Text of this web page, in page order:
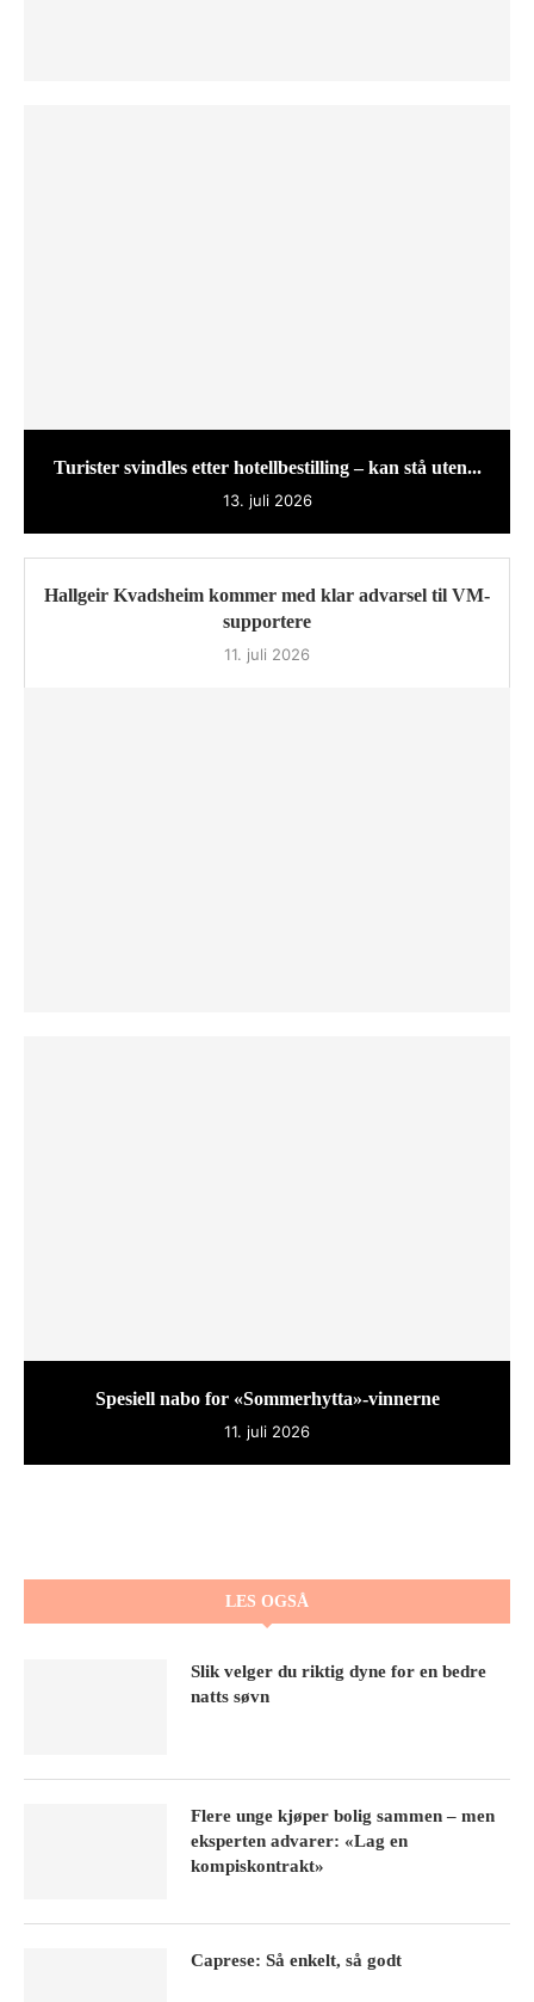
Turister svindles etter hotellbestilling – kan stå uten...
13. juli 2026
Hallgeir Kvadsheim kommer med klar advarsel til VM-
supportere
11. juli 2026
Spesiell nabo for «Sommerhytta»-vinnerne
11. juli 2026
LES OGSÅ
Slik velger du riktig dyne for en bedre
natts søvn
Flere unge kjøper bolig sammen – men
eksperten advarer: «Lag en
kompiskontrakt»
Caprese: Så enkelt, så godt